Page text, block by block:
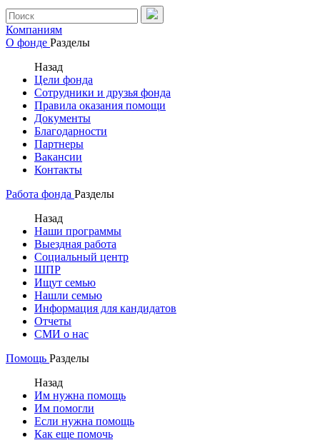
Компаниям
О фонде Разделы
Назад
Цели фонда
Сотрудники и друзья фонда
Правила оказания помощи
Документы
Благодарности
Партнеры
Вакансии
Контакты
Работа фонда Разделы
Назад
Наши программы
Выездная работа
Социальный центр
ШПР
Ищут семью
Нашли семью
Информация для кандидатов
Отчеты
СМИ о нас
Помощь Разделы
Назад
Им нужна помощь
Им помогли
Если нужна помощь
Как еще помочь